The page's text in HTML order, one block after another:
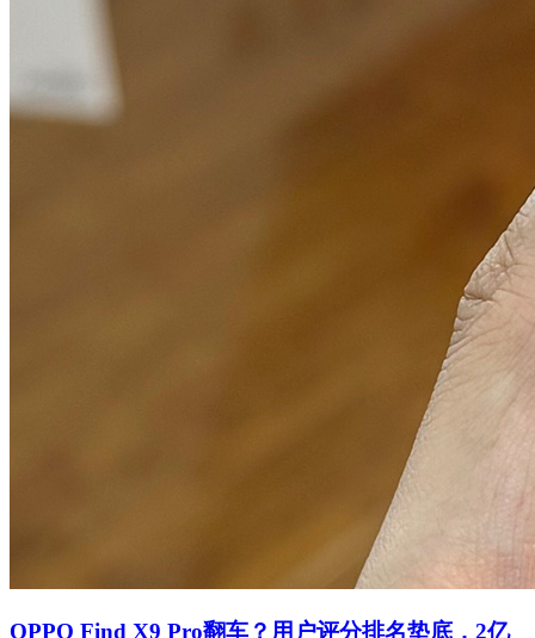
OPPO Find X9 Pro翻车？用户评分排名垫底，2亿